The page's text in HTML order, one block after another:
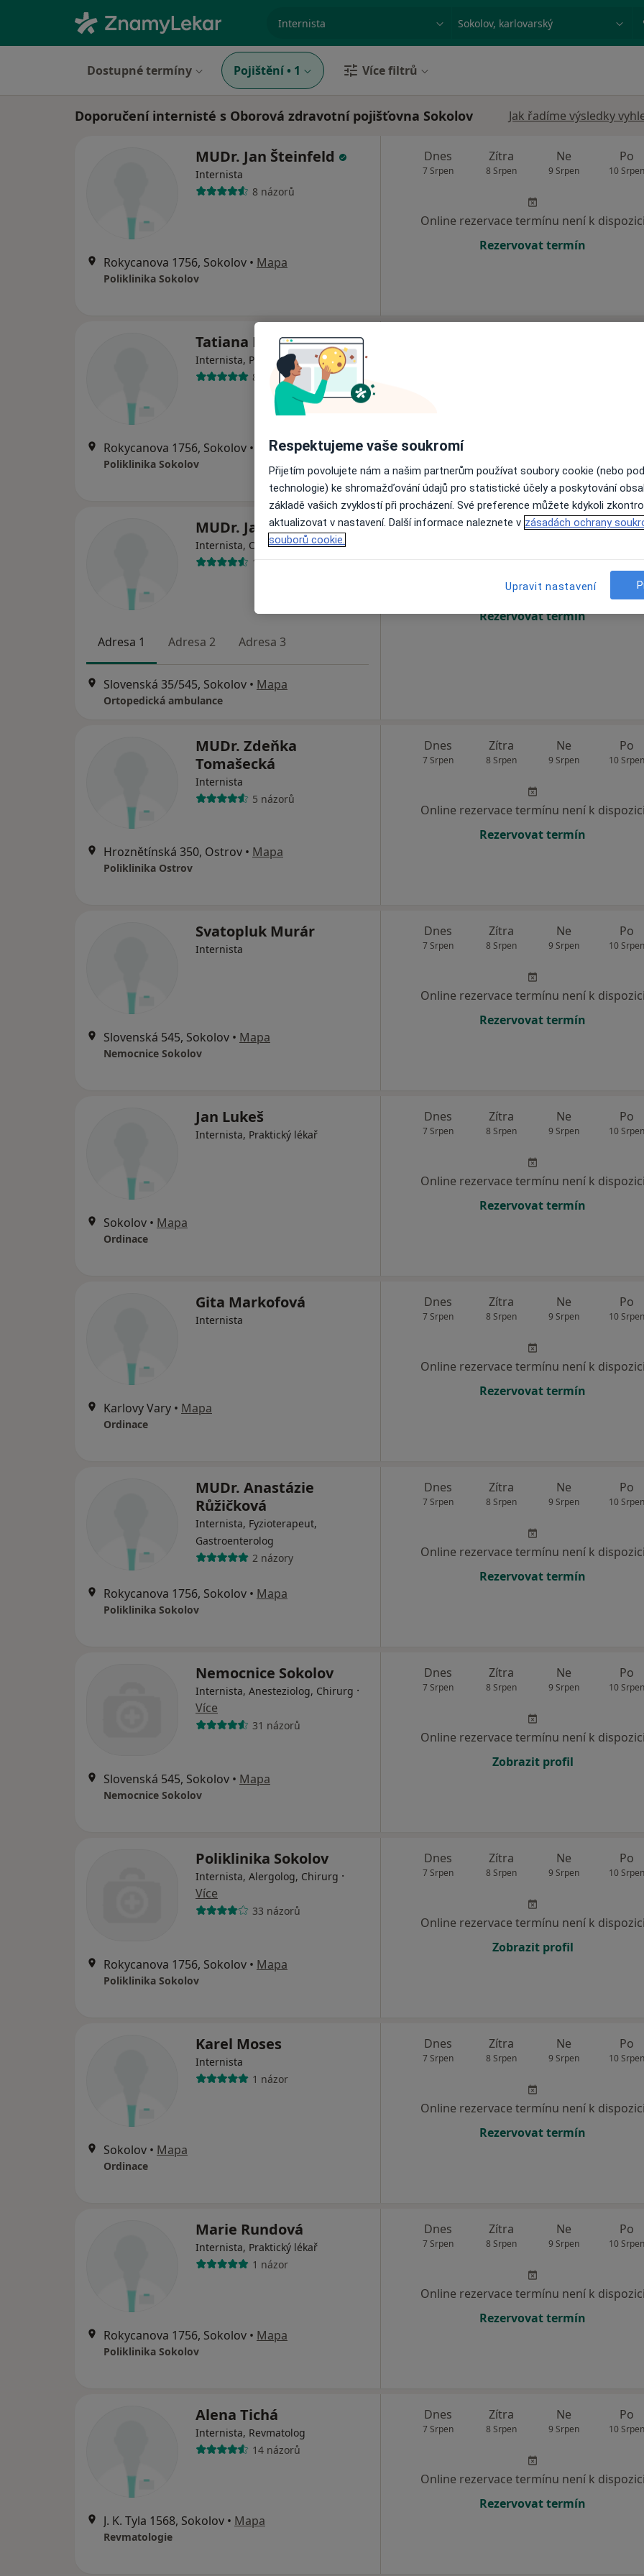
Město nebo region
Dostupné termíny Pojištění • 1 Více filtrů
Doporučení internisté s Oborová zdravotní pojišťovna Sokolov Jak řadíme výsledky
MUDr. Jan Šteinfeld
Internista
8 názorů
Rokycanova 1756, Sokolov • Mapa
Poliklinika Sokolov
Dnes
7 Srpen
Zítra
8 Srpen
Ne
9 Srpen
Po
10 Srpen
Online rezervace termínu není k dispozici
Rezervovat termín
Tatiana Ferková
Internista, Plicní lékař
8 názorů
Rokycanova 1756, Sokolov • Mapa
Poliklinika Sokolov
MUDr. Jaroslav Budín
Internista, Ortoped
17 názorů
Adresa 1 Adresa 2 Adresa 3
Slovenská 35/545, Sokolov • Mapa
Ortopedická ambulance
Dnes Zítra Ne Po
Online rezervace termínu není k dispozici
Rezervovat termín
MUDr. Zdeňka
Tomašecká
Internista
5 názorů
Hroznětínská 350, Ostrov • Mapa
Poliklinika Ostrov
Dnes
7 Srpen
Zítra
8 Srpen
Ne
9 Srpen
Po
10 Srpen
Online rezervace termínu není k dispozici
Rezervovat termín
Svatopluk Murár
Internista
Slovenská 545, Sokolov • Mapa
Nemocnice Sokolov
Dnes
7 Srpen
Zítra
8 Srpen
Ne
9 Srpen
Po
10 Srpen
Online rezervace termínu není k dispozici
Rezervovat termín
Jan Lukeš
Internista, Praktický lékař
Sokolov • Mapa
Ordinace
Dnes
7 Srpen
Zítra
8 Srpen
Ne
9 Srpen
Po
10 Srpen
Online rezervace termínu není k dispozici
Rezervovat termín
Gita Markofová
Internista
Karlovy Vary • Mapa
Ordinace
Dnes
7 Srpen
Zítra
8 Srpen
Ne
9 Srpen
Po
10 Srpen
Online rezervace termínu není k dispozici
Rezervovat termín
MUDr. Anastázie
Růžičková
Internista, Fyzioterapeut,
Gastroenterolog
2 názory
Rokycanova 1756, Sokolov • Mapa
Poliklinika Sokolov
Dnes
7 Srpen
Zítra
8 Srpen
Ne
9 Srpen
Po
10 Srpen
Online rezervace termínu není k dispozici
Rezervovat termín
Nemocnice Sokolov
Internista, Anesteziolog, Chirurg ·
Více
31 názorů
Slovenská 545, Sokolov • Mapa
Nemocnice Sokolov
Dnes
7 Srpen
Zítra
8 Srpen
Ne
9 Srpen
Po
10 Srpen
Online rezervace termínu není k dispozici
Zobrazit profil
Poliklinika Sokolov
Internista, Alergolog, Chirurg ·
Více
33 názorů
Rokycanova 1756, Sokolov • Mapa
Poliklinika Sokolov
Dnes
7 Srpen
Zítra
8 Srpen
Ne
9 Srpen
Po
10 Srpen
Online rezervace termínu není k dispozici
Zobrazit profil
Karel Moses
Internista
1 názor
Sokolov • Mapa
Ordinace
Dnes
7 Srpen
Zítra
8 Srpen
Ne
9 Srpen
Po
10 Srpen
Online rezervace termínu není k dispozici
Rezervovat termín
Marie Rundová
Internista, Praktický lékař
1 názor
Rokycanova 1756, Sokolov • Mapa
Poliklinika Sokolov
Dnes
7 Srpen
Zítra
8 Srpen
Ne
9 Srpen
Po
10 Srpen
Online rezervace termínu není k dispozici
Rezervovat termín
Alena Tichá
Internista, Revmatolog
14 názorů
J. K. Tyla 1568, Sokolov • Mapa
Revmatologie
Dnes
7 Srpen
Zítra
8 Srpen
Ne
9 Srpen
Po
10 Srpen
Online rezervace termínu není k dispozici
Rezervovat termín
Respektujeme vaše soukromí
Přijetím povolujete nám a našim partnerům používat soubory cookie (nebo
technologie) ke shromažďování údajů pro statistické účely a poskytování
základě vašich zvyklostí při procházení. Své preference můžete kdykoli
aktualizovat v nastavení. Další informace naleznete v zásadách ochrany
souborů cookie.
Upravit nastavení